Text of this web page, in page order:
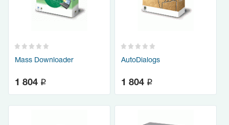
Mass Downloader
1 804 q
AutoDialogs
1 804 q